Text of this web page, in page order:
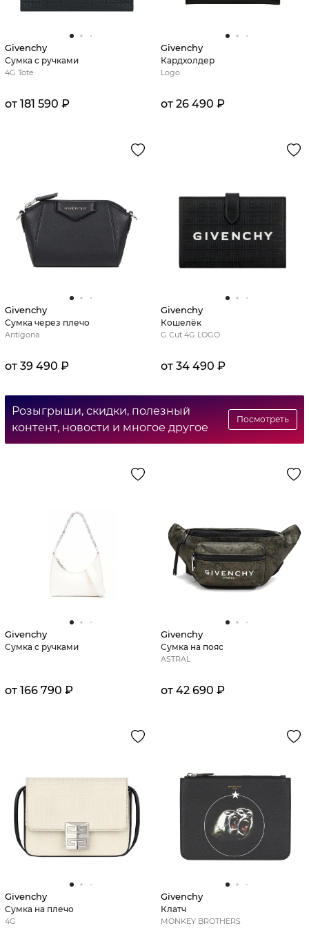
Givenchy
Сумка с ручками
4G Tote
от 181 590 ₽
Givenchy
Кардхолдер
Logo
от 26 490 ₽
Givenchy
Сумка через плечо
Antigona
от 39 490 ₽
Givenchy
Кошелёк
G Cut 4G LOGO
от 34 490 ₽
Розыгрыши, скидки, полезный
контент, новости и многое другое
Посмотреть
Givenchy
Сумка с ручками
от 166 790 ₽
Givenchy
Сумка на пояс
ASTRAL
от 42 690 ₽
Givenchy
Сумка на плечо
4G
Givenchy
Клатч
MONKEY BROTHERS